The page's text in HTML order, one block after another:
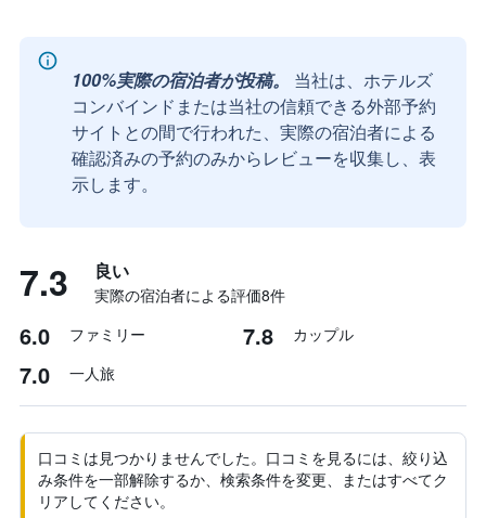
100%実際の宿泊者が投稿。
当社は、ホテルズ
コンバインドまたは当社の信頼できる外部予約
サイトとの間で行われた、実際の宿泊者による
確認済みの予約のみからレビューを収集し、表
示します。
7.3 良い
実際の宿泊者による評価8​件
6.0 ファミリー 7.8 カップル
7.0 一人旅
口コミは見つかりませんでした。口コミを見るには、絞り込
み条件を一部解除するか、検索条件を変更、またはすべてク
リアしてください。